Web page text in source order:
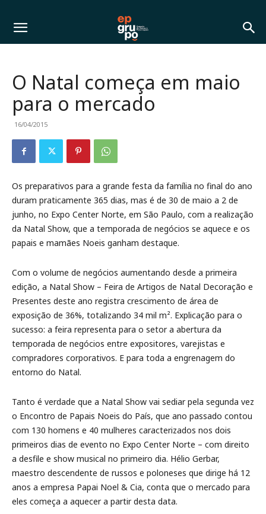
O Natal começa em maio
para o mercado
16/04/2015
Os preparativos para a grande festa da família no final do ano
duram praticamente 365 dias, mas é de 30 de maio a 2 de
junho, no Expo Center Norte, em São Paulo, com a realização
da Natal Show, que a temporada de negócios se aquece e os
papais e mamães Noeis ganham destaque.
Com o volume de negócios aumentando desde a primeira
edição, a Natal Show – Feira de Artigos de Natal Decoração e
Presentes deste ano registra crescimento de área de
exposição de 36%, totalizando 34 mil m². Explicação para o
sucesso: a feira representa para o setor a abertura da
temporada de negócios entre expositores, varejistas e
compradores corporativos. E para toda a engrenagem do
entorno do Natal.
Tanto é verdade que a Natal Show vai sediar pela segunda vez
o Encontro de Papais Noeis do País, que ano passado contou
com 130 homens e 40 mulheres caracterizados nos dois
primeiros dias de evento no Expo Center Norte – com direito
a desfile e show musical no primeiro dia. Hélio Gerbar,
maestro descendente de russos e poloneses que dirige há 12
anos a empresa Papai Noel & Cia, conta que o mercado para
eles começa a aquecer a partir desta data.